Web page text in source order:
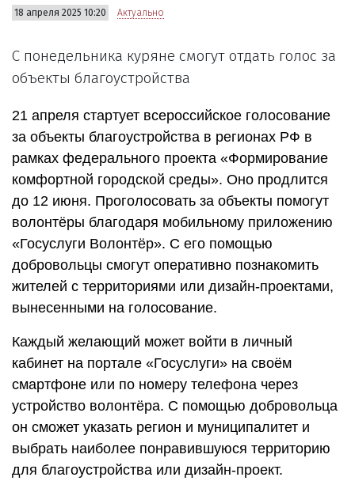
18 апреля 2025 10:20 Актуально
С понедельника куряне смогут отдать голос за
объекты благоустройства
21 апреля стартует всероссийское голосование
за объекты благоустройства в регионах РФ в
рамках федерального проекта «Формирование
комфортной городской среды». Оно продлится
до 12 июня. Проголосовать за объекты помогут
волонтёры благодаря мобильному приложению
«Госуслуги Волонтёр». С его помощью
добровольцы смогут оперативно познакомить
жителей с территориями или дизайн-проектами,
вынесенными на голосование.
Каждый желающий может войти в личный
кабинет на портале «Госуслуги» на своём
смартфоне или по номеру телефона через
устройство волонтёра. С помощью добровольца
он сможет указать регион и муниципалитет и
выбрать наиболее понравившуюся территорию
для благоустройства или дизайн-проект.